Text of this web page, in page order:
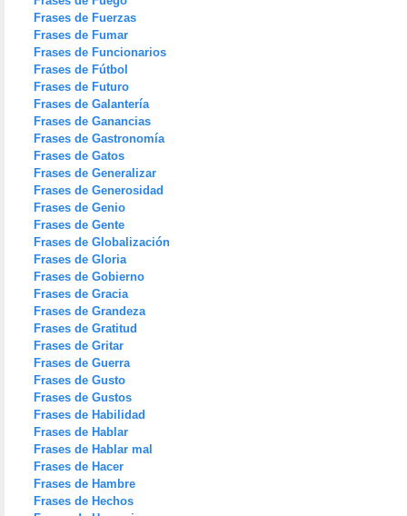
Frases de Fuerzas
Frases de Fumar
Frases de Funcionarios
Frases de Fútbol
Frases de Futuro
Frases de Galantería
Frases de Ganancias
Frases de Gastronomía
Frases de Gatos
Frases de Generalizar
Frases de Generosidad
Frases de Genio
Frases de Gente
Frases de Globalización
Frases de Gloria
Frases de Gobierno
Frases de Gracia
Frases de Grandeza
Frases de Gratitud
Frases de Gritar
Frases de Guerra
Frases de Gusto
Frases de Gustos
Frases de Habilidad
Frases de Hablar
Frases de Hablar mal
Frases de Hacer
Frases de Hambre
Frases de Hechos